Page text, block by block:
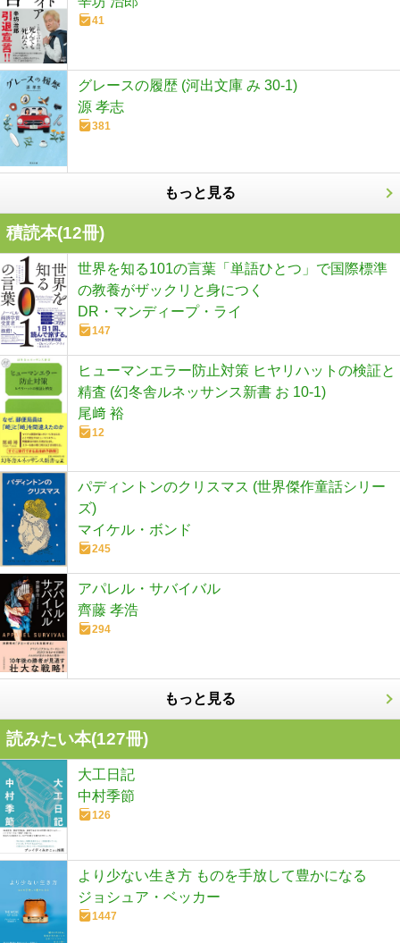
41
グレースの履歴 (河出文庫 み 30-1)
源 孝志
381
もっと見る
積読本(12冊)
世界を知る101の言葉「単語ひとつ」で国際標準
の教養がザックリと身につく
DR・マンディープ・ライ
147
ヒューマンエラー防止対策 ヒヤリハットの検証と
精査 (幻冬舎ルネッサンス新書 お 10-1)
尾﨑 裕
12
パディントンのクリスマス (世界傑作童話シリー
ズ)
マイケル・ボンド
245
アパレル・サバイバル
齊藤 孝浩
294
もっと見る
読みたい本(127冊)
大工日記
中村季節
126
より少ない生き方 ものを手放して豊かになる
ジョシュア・ベッカー
1447